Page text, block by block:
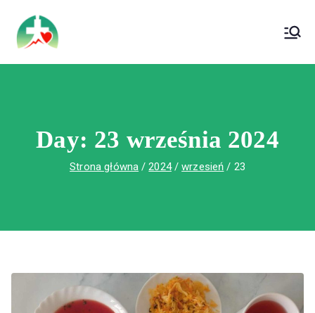
treści
Wojewódzki Szpital Specjalistyczny im.
Św. Rafała w Czerwonej Górze
Day: 23 września 2024
Strona główna 2024 wrzesień 23